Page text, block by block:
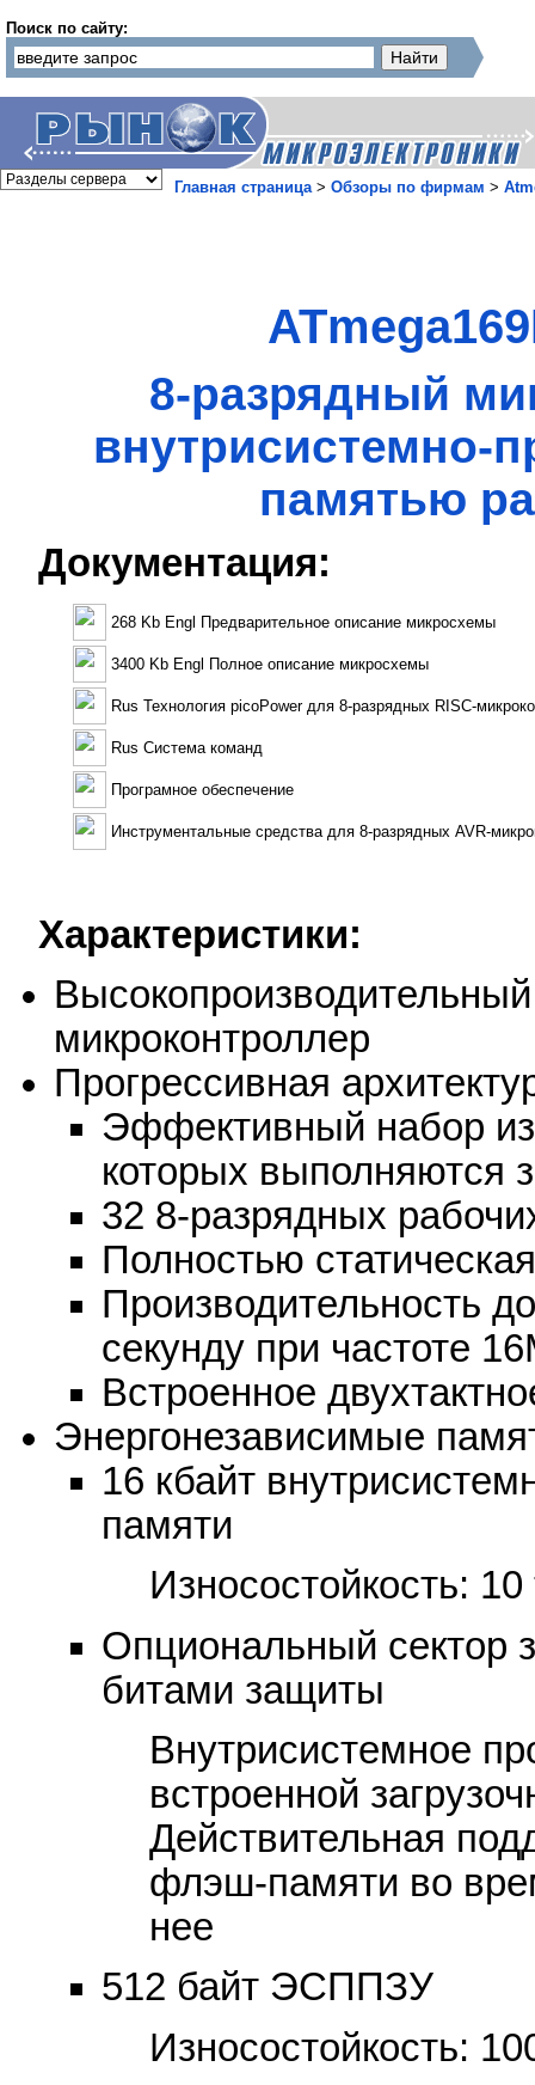
Поиск по сайту:
Главная страница> Обзоры по фирмам >
8-разрядный
внутрисистемно-
памятью
Документация:
268 Kb Engl Предварительное описание микросхемы
3400 Kb Engl Полное описание микросхемы
Rus Технология picoPower для 8-разрядных RISC-
Rus Система команд
Програмное обеспечение
Инструментальные средства для 8-разрядных AVR-
Характеристики:
микроконтроллер
Прогрессивная
Эффективный набор
которых выполняются
32 8-разрядных
Полностью
Производительность
секунду при частоте
Встроенное
Энергонезависимые
16 кбайт
памяти
Износостойкость:
Опциональный сектор
битами защиты
Внутрисистемное
встроенной
Действительная
флэш-памяти во
нее
512 байт ЭСППЗУ
Износостойкость: